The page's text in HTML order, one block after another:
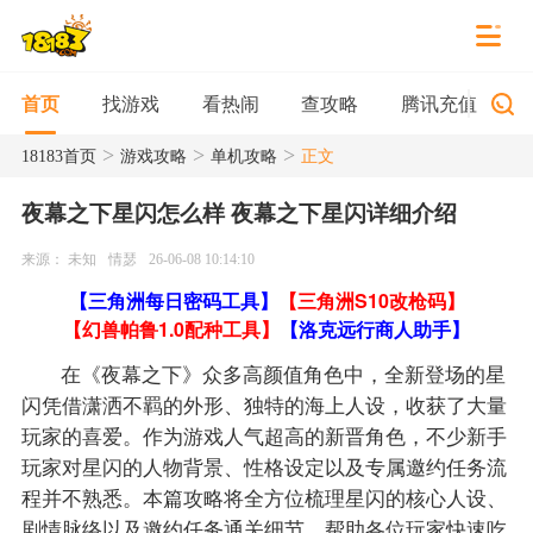
首页 找游戏 看热闹 查攻略 腾讯充值
18183首页> 游戏攻略 > 单机攻略 > 正文
夜幕之下星闪怎么样 夜幕之下星闪详细介绍
来源： 未知 情瑟 26-06-08 10:14:10
【三角洲每日密码工具】
【三角洲S10改枪码】
【幻兽帕鲁1.0配种工具】
【洛克远行商人助手】
在《夜幕之下》众多高颜值角色中，全新登场的星
闪凭借潇洒不羁的外形、独特的海上人设，收获了大量
玩家的喜爱。作为游戏人气超高的新晋角色，不少新手
玩家对星闪的人物背景、性格设定以及专属邀约任务流
程并不熟悉。本篇攻略将全方位梳理星闪的核心人设、